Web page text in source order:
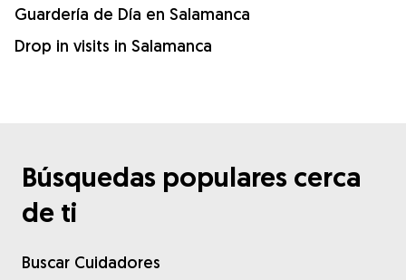
Guardería de Día en Salamanca
Drop in visits in Salamanca
Búsquedas populares cerca
de ti
Buscar Cuidadores